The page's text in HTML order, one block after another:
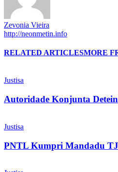
Zevonia Vieira
http://neonmetin.info
RELATED ARTICLESMORE
Justisa
Autoridade Konjunta
Justisa
PNTL Kumpri Mandadu